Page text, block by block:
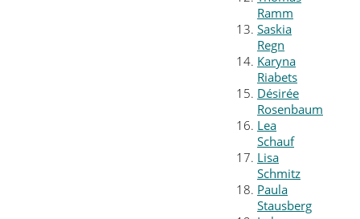
Ramm
Saskia
Regn
Karyna
Riabets
Désirée
Rosenbaum
Lea
Schauf
Lisa
Schmitz
Paula
Stausberg